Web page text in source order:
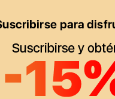
de nuevo.
EN APP